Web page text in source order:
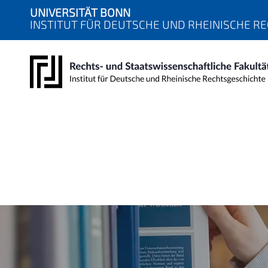
UNIVERSITÄT BONN
INSTITUT FÜR DEUTSCHE UND RHEINISCHE